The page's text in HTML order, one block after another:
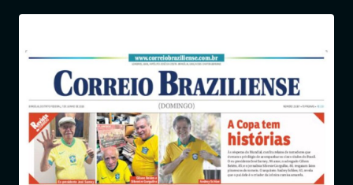
Revistas
Jornais